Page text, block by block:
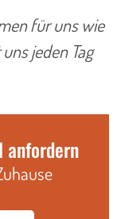
für uns wie
jeden Tag